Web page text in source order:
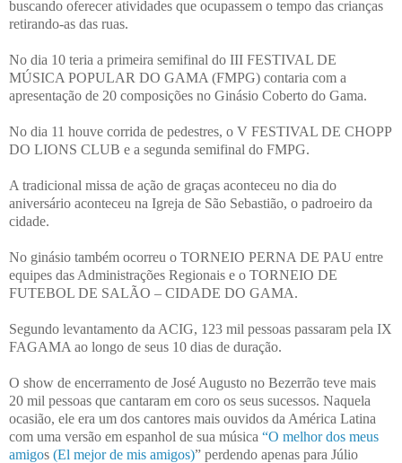
buscando oferecer atividades que ocupassem o tempo das crianças
retirando-as das ruas.
No dia 10 teria a primeira semifinal do III FESTIVAL DE
MÚSICA POPULAR DO GAMA (FMPG) contaria com a
apresentação de 20 composições no Ginásio Coberto do Gama.
No dia 11 houve corrida de pedestres, o V FESTIVAL DE CHOPP
DO LIONS CLUB e a segunda semifinal do FMPG.
A tradicional missa de ação de graças aconteceu no dia do
aniversário aconteceu na Igreja de São Sebastião, o padroeiro da
cidade.
No ginásio também ocorreu o TORNEIO PERNA DE PAU entre
equipes das Administrações Regionais e o TORNEIO DE
FUTEBOL DE SALÃO – CIDADE DO GAMA.
Segundo levantamento da ACIG, 123 mil pessoas passaram pela IX
FAGAMA ao longo de seus 10 dias de duração.
O show de encerramento de José Augusto no Bezerrão teve mais
20 mil pessoas que cantaram em coro os seus sucessos. Naquela
ocasião, ele era um dos cantores mais ouvidos da América Latina
com uma versão em espanhol de sua música “O melhor dos meus
amigos (El mejor de mis amigos)” perdendo apenas para Júlio